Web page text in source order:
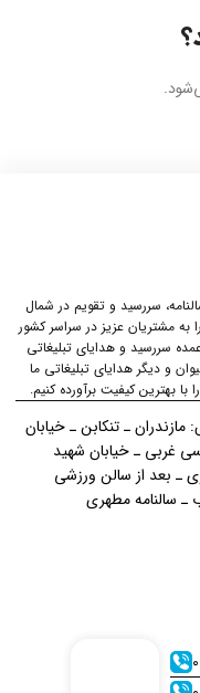
سررسید و تقویم در شمال
به مشتریان عزیز در سراسر کشور
سررسید و هدایای تبلیغاتی
و دیگر هدایای تبلیغاتی ما
بهترین کیفیت برآورده کنیم.
ـ تنکابن ـ خیابان
غربی ـ خیابان شهید
ـ بعد از سالن ورزشی
سالنامه مطهری